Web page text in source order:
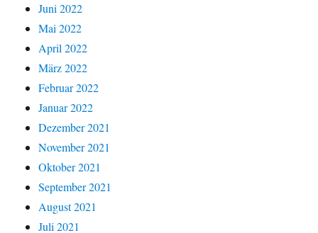
Juni 2022
Mai 2022
April 2022
März 2022
Februar 2022
Januar 2022
Dezember 2021
November 2021
Oktober 2021
September 2021
August 2021
Juli 2021